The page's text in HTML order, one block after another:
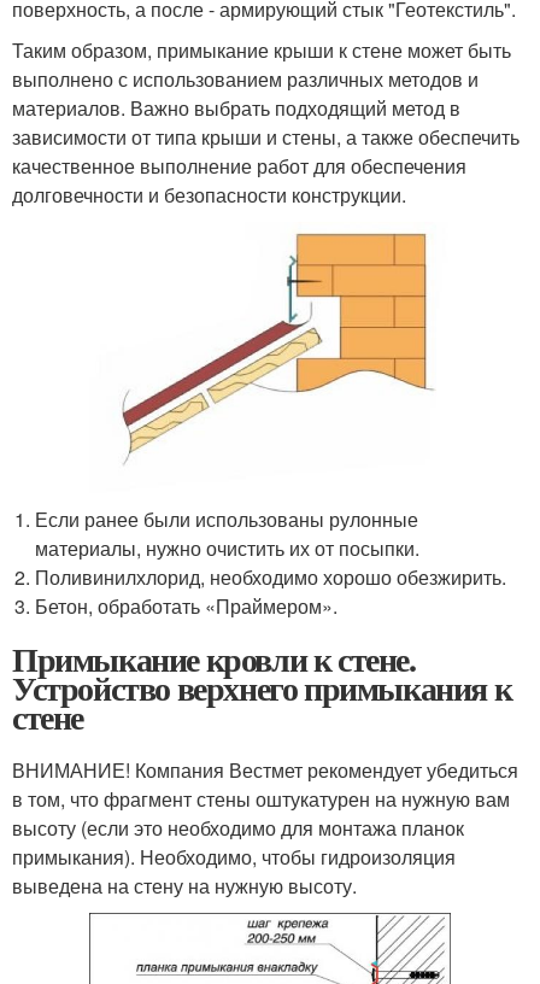
поверхность, а после - армирующий стык "Геотекстиль".
Таким образом, примыкание крыши к стене может быть
выполнено с использованием различных методов и
материалов. Важно выбрать подходящий метод в
зависимости от типа крыши и стены, а также обеспечить
качественное выполнение работ для обеспечения
долговечности и безопасности конструкции.
Если ранее были использованы рулонные
материалы, нужно очистить их от посыпки.
Поливинилхлорид, необходимо хорошо обезжирить.
Бетон, обработать «Праймером».
Примыкание кровли к стене.
Устройство верхнего примыкания к
стене
ВНИМАНИЕ! Компания Вестмет рекомендует убедиться
в том, что фрагмент стены оштукатурен на нужную вам
высоту (если это необходимо для монтажа планок
примыкания). Необходимо, чтобы гидроизоляция
выведена на стену на нужную высоту.